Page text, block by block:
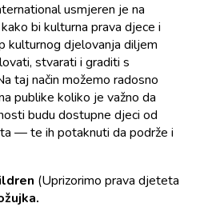
usmjeren je na
bi kulturna prava djece i
kulturnog djelovanja diljem
stvarati i graditi s
taj način možemo radosno
publike koliko je važno da
budu dostupne djeci od
— te ih potaknuti da podrže i
(Uprizorimo prava djeteta